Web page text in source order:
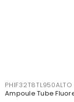
PHIF32T8TL950ALTO
Ampoule Tube